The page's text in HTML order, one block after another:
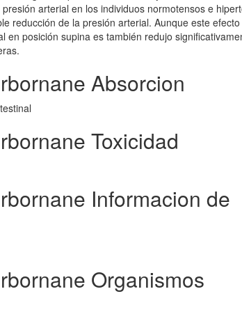
arterial en los individuos normotensos e
reducción de la presión arterial. Aunque este efecto
posición supina es también redujo
Absorcion
Toxicidad
Informacion de
Organismos